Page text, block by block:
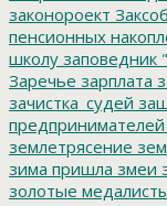
законороект
пенсионных
школу заповедник
Заречье зарплата
зачистка_судей
предпринимателей
землетрясение
зима пришла змеи
золотые